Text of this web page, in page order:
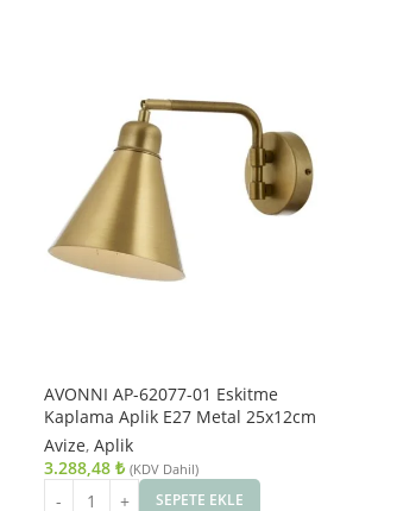
AVONNI AP-62077-01 Eskitme
Kaplama Aplik E27 Metal 25x12cm
Avize, Aplik
3.288,48 ₺ (KDV Dahil)
SEPETE EKLE